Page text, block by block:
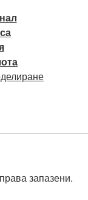
запазени.